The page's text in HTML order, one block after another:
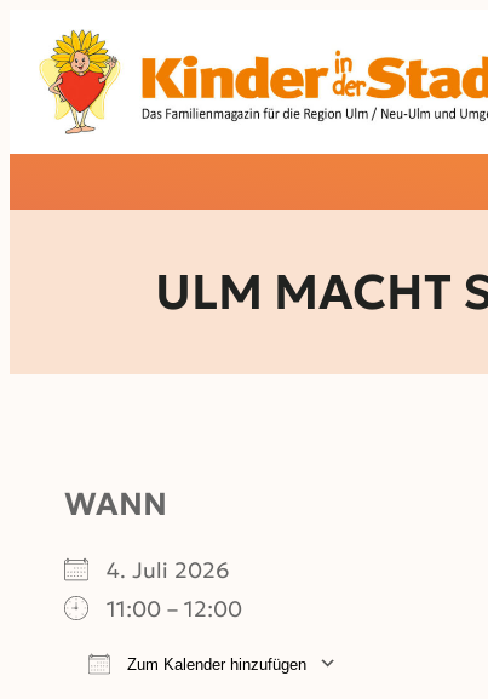
Inhalt
springen
ULM MACHT
WANN
4. Juli 2026
11:00 – 12:00
Zum Kalender hinzufügen